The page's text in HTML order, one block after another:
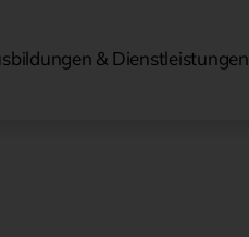
& Dienstleistungen